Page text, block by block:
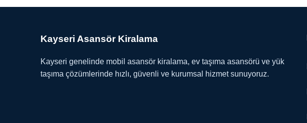
Kayseri Asansör Kiralama
Kayseri genelinde mobil asansör kiralama, ev taşıma asansörü ve yük
taşıma çözümlerinde hızlı, güvenli ve kurumsal hizmet sunuyoruz.